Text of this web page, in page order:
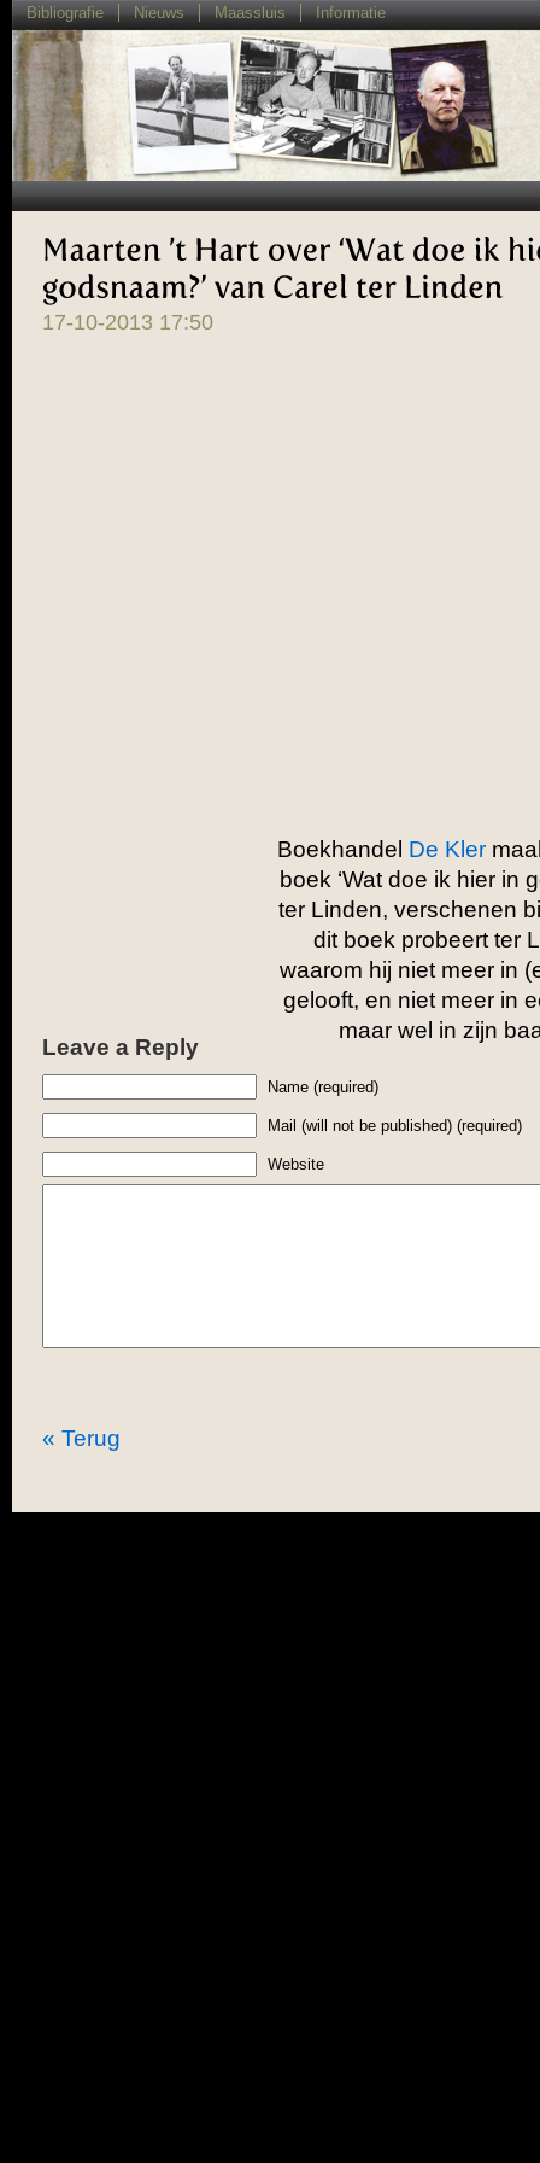
Bibliografie Nieuws Maassluis Informatie
Maarten ’ t Hart over ‘ Wat doe ik
godsnaam?’
van Carel ter Linden
17-10-2013 17:50
Boekhandel De Kler
boek ‘Wat doe ik hier in
ter Linden, verschenen
dit boek probeert ter
waarom hij niet meer in
gelooft, en niet meer in
maar wel in zijn
Leave a Reply
Name (required)
Mail (will not be published) (required)
Website
« Terug